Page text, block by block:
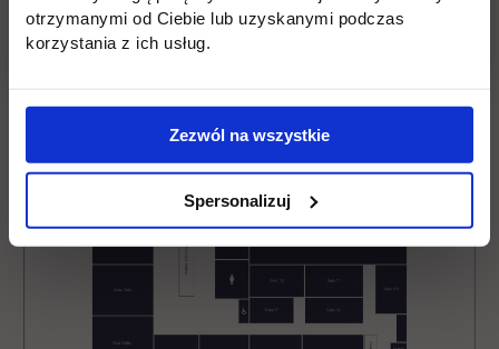
otrzymanymi od Ciebie lub uzyskanymi podczas
korzystania z ich usług.
Zezwól na wszystkie
Spersonalizuj